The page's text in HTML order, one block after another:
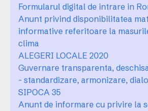
Formularul digital de intrare in
Anunt privind disponibilitatea
informative referitoare la
clima
ALEGERI LOCALE 2020
Guvernare transparenta,
- standardizare, armonizare,
SIPOCA 35
Anunt de informare cu privire la